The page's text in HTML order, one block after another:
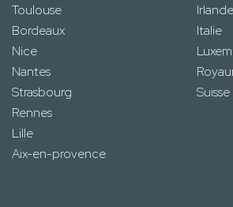
Toulouse
Bordeaux
Nice
Nantes
Strasbourg
Rennes
Lille
Aix-en-provence
Irlande
Italie
Suisse